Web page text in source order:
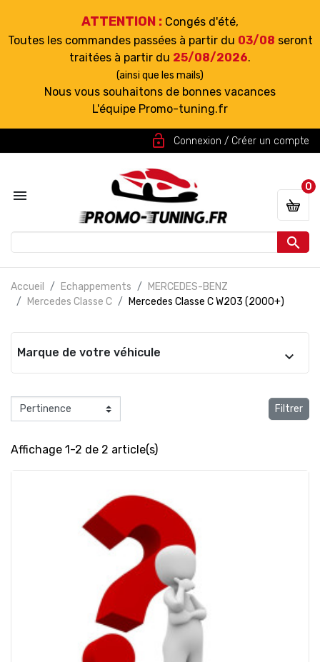
ATTENTION : Congés d'été,
Toutes les commandes passées à partir du 03/08 seront
traitées à partir du 25/08/2026.
(ainsi que les mails)
Nous vous souhaitons de bonnes vacances
L'équipe Promo-tuning.fr
lock_open Connexion / Créer un compte


0
Accueil Echappements
MERCEDES-BENZ
Mercedes Classe C
Mercedes Classe C W203 (2000+)
Marque de votre véhicule
Filtrer
Affichage 1-2 de 2 article(s)